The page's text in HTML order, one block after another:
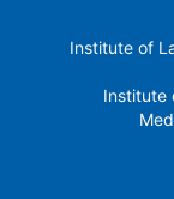
Institute of
Institute